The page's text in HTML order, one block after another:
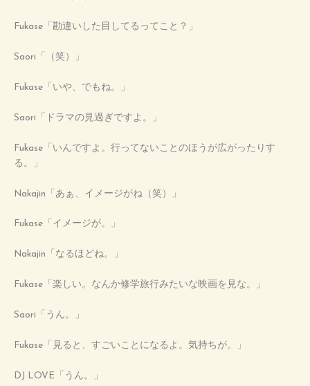
Fukase「勘違いした目してるってこと？」
Saori「（笑）」
Fukase「いや、でもね。」
Saori「ドラマの見過ぎですよ。」
Fukase「いんですよ。行ってないことのほうが広がったりす
る。」
Nakajin「あぁ、イメージがね（笑）」
Fukase「イメージが。」
Nakajin「なるほどね。」
Fukase「楽しい。なんか修学旅行みたいな映画を見な。」
Saori「うん。」
Fukase「見ると、すごいことになるよ。気持ちが。」
DJ LOVE「うん。」